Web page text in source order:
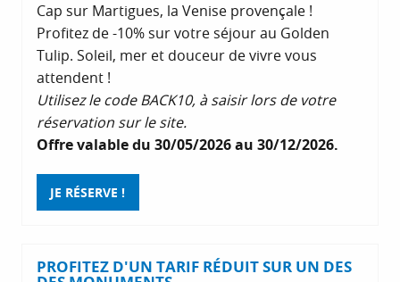
Cap sur Martigues, la Venise provençale !
Profitez de -10% sur votre séjour au Golden
Tulip. Soleil, mer et douceur de vivre vous
attendent !
Utilisez le code BACK10, à saisir lors de votre
réservation sur le site.
Offre valable du 30/05/2026 au 30/12/2026.
JE RÉSERVE !
PROFITEZ D'UN TARIF RÉDUIT SUR UN DES